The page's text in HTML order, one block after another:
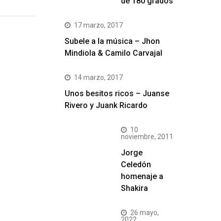
17 marzo, 2017
Subele a la música – Jhon
Mindiola & Camilo Carvajal
14 marzo, 2017
Unos besitos ricos – Juanse
Rivero y Juank Ricardo
10
noviembre, 2011
Jorge
Celedón
homenaje a
Shakira
26 mayo,